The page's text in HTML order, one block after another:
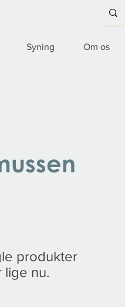
Syning Om os
produkter
lige nu.